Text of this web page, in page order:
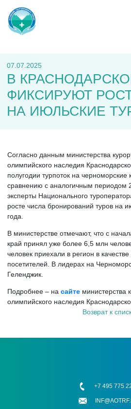
07.07.2025
В
ФИКСИРУЮТ
НА ИЮЛЬСКИЕ
Согласно данным министерства
олимпийского наследия
полугодии турпоток на
сравнению с аналогичным периодом
эксперты Национального
росте числа бронирований туров на
года.
В министерстве отмечают, что с
край принял уже более 6,5 млн
человек приехали в регион в
посетителей. В лидерах на
Геленджик.
Подробнее – на сайте министерства
олимпийского наследия
Возврат к
+7 495 775